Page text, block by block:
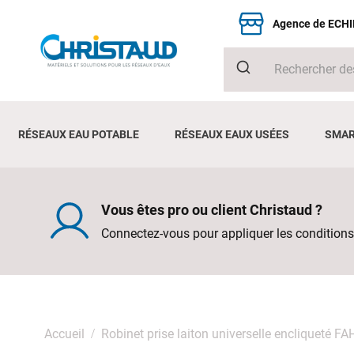
Agence de
RÉSEAUX EAU POTABLE RÉSEAUX EAUX USÉES
Vous êtes pro ou client Christaud ?
Connectez-vous pour appliquer les
Accueil Robinet prise laiton universelle encliqueté